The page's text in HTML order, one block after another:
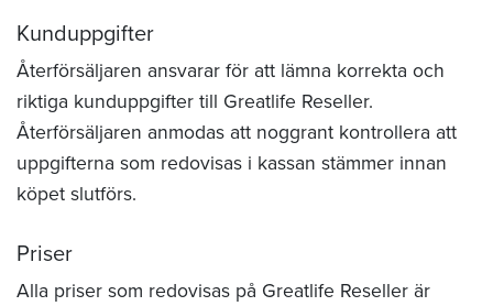
Kunduppgifter
Återförsäljaren ansvarar för att lämna korrekta och
riktiga kunduppgifter till Greatlife Reseller.
Återförsäljaren anmodas att noggrant kontrollera att
uppgifterna som redovisas i kassan stämmer innan
köpet slutförs.
Priser
Alla priser som redovisas på Greatlife Reseller är